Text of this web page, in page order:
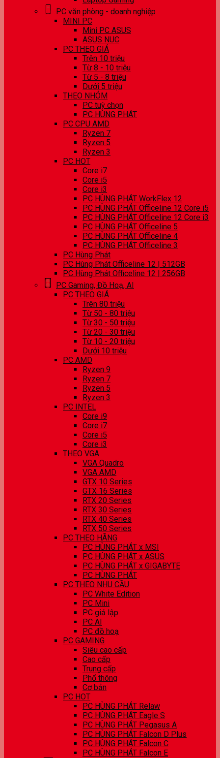
PC văn phòng - doanh nghiệp
MINI PC
Mini PC ASUS
ASUS NUC
PC THEO GIÁ
Trên 10 triệu
Từ 8 - 10 triệu
Từ 5 - 8 triệu
Dưới 5 triệu
THEO NHÓM
PC tuỳ chọn
PC HÙNG PHÁT
PC CPU AMD
Ryzen 7
Ryzen 5
Ryzen 3
PC HOT
Core i7
Core i5
Core i3
PC HÙNG PHÁT WorkFlex 12
PC HÙNG PHÁT Officeline 12 Core i5
PC HÙNG PHÁT Officeline 12 Core i3
PC HÙNG PHÁT Officeline 5
PC HÙNG PHÁT Officeline 4
PC HÙNG PHÁT Officeline 3
PC Hùng Phát
PC Hùng Phát Officeline 12 | 512GB
PC Hùng Phát Officeline 12 | 256GB
PC Gaming, Đồ Hoạ, AI
PC THEO GIÁ
Trên 80 triệu
Từ 50 - 80 triệu
Từ 30 - 50 triệu
Từ 20 - 30 triệu
Từ 10 - 20 triệu
Dưới 10 triệu
PC AMD
Ryzen 9
Ryzen 7
Ryzen 5
Ryzen 3
PC INTEL
Core i9
Core i7
Core i5
Core i3
THEO VGA
VGA Quadro
VGA AMD
GTX 10 Series
GTX 16 Series
RTX 20 Series
RTX 30 Series
RTX 40 Series
RTX 50 Series
PC THEO HÃNG
PC HÙNG PHÁT x MSI
PC HÙNG PHÁT x ASUS
PC HÙNG PHÁT x GIGABYTE
PC HÙNG PHÁT
PC THEO NHU CẦU
PC White Edition
PC Mini
PC giả lập
PC AI
PC đồ hoạ
PC GAMING
Siêu cao cấp
Cao cấp
Trung cấp
Phổ thông
Cơ bản
PC HOT
PC HÙNG PHÁT Relaw
PC HÙNG PHÁT Eagle S
PC HÙNG PHÁT Pegasus A
PC HÙNG PHÁT Falcon D Plus
PC HÙNG PHÁT Falcon C
PC HÙNG PHÁT Falcon E